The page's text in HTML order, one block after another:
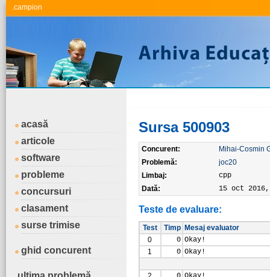
.campion
acasă
articole
software
probleme
concursuri
clasament
surse trimise
ghid concurent
Sursa 500903
Concurent:
Mihai-Cosmin
Problemă:
joc20
Limbaj:
cpp
Dată:
15 oct
Teste de evaluare:
Test Timp Mesaj evaluator
0
0 Okay!
1
0 Okay!